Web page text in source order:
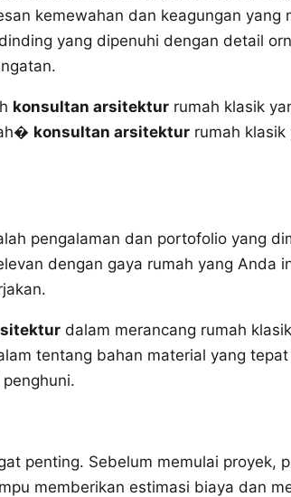
kemewahan dan keagungan
yang dipenuhi dengan detail
konsultan arsitektur rumah klasik
konsultan arsitektur rumah
pengalaman dan portofolio yang
dengan gaya rumah yang Anda
dalam merancang rumah
tentang bahan material yang
penting. Sebelum memulai proyek,
memberikan estimasi biaya dan